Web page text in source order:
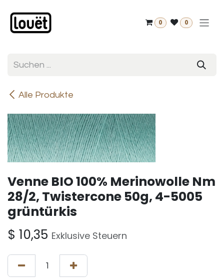
0 0
Alle Produkte
Venne BIO 100% Merinowolle Nm
28/2, Twistercone 50g, 4-5005
grüntürkis
$ 10,35 Exklusive Steuern